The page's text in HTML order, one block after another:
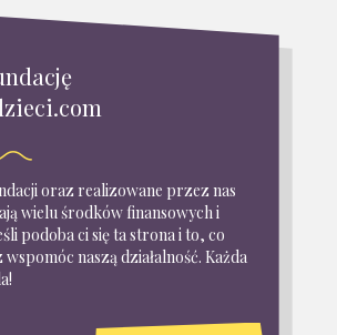
oraz realizowane przez nas
wielu środków finansowych i
podoba ci się ta strona i to, co
naszą działalność. Każda